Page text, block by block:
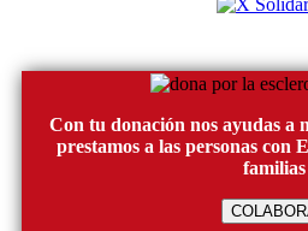
Con tu donación nos ayudas a
prestamos a las personas con
familias